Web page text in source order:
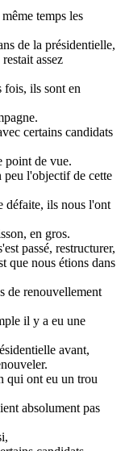
temps les
de la présidentielle,
assez
fois, ils sont en
certains candidats
point de vue.
peu l'objectif de cette
défaite, ils nous l'ont
en gros.
passé, restructurer,
que nous étions dans
de renouvellement
il y a eu une
avant,
qui ont eu un trou
absolument pas